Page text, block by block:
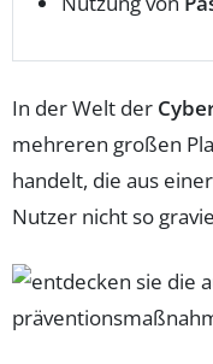
In der Welt der
mehreren großen
handelt, die aus
Nutzer nicht so